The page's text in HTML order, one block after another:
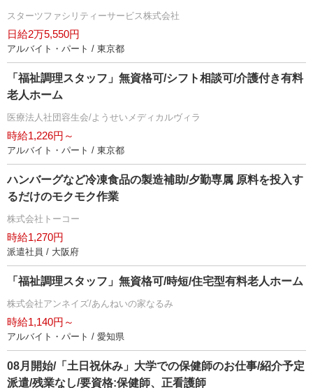
スターツファシリティーサービス株式会社
日給2万5,550円
アルバイト・パート / 東京都
「福祉調理スタッフ」無資格可/シフト相談可/介護付き有料
老人ホーム
医療法人社団容生会/ようせいメディカルヴィラ
時給1,226円～
アルバイト・パート / 東京都
ハンバーグなど冷凍食品の製造補助/夕勤専属 原料を投入す
るだけのモクモク作業
株式会社トーコー
時給1,270円
派遣社員 / 大阪府
「福祉調理スタッフ」無資格可/時短/住宅型有料老人ホーム
株式会社アンネイズ/あんねいの家なるみ
時給1,140円～
アルバイト・パート / 愛知県
08月開始/「土日祝休み」大学での保健師のお仕事/紹介予定
派遣/残業なし/要資格:保健師、正看護師